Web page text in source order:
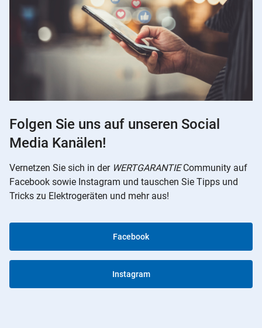
Folgen Sie uns auf unseren Social
Media Kanälen!
Vernetzen Sie sich in der WERTGARANTIECommunity auf
Facebook sowie Instagram und tauschen Sie Tipps und
Tricks zu Elektrogeräten und mehr aus!
Facebook
Instagram